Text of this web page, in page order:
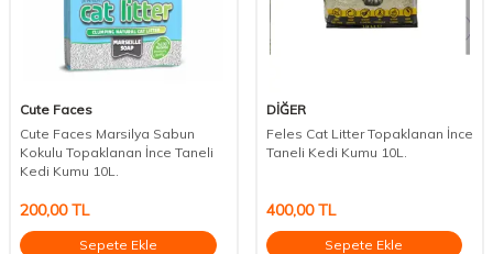
Cute Faces
Cute Faces Marsilya Sabun
Kokulu Topaklanan İnce Taneli
Kedi Kumu 10L.
200,00TL
Sepete Ekle
DİĞER
Feles Cat Litter Topaklanan İnce
Taneli Kedi Kumu 10L.
400,00TL
Sepete Ekle